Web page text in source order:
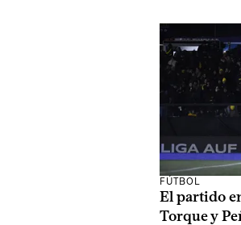
FÚTBOL
El partido
Torque y